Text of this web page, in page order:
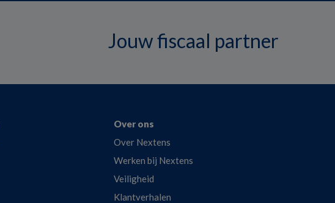
Jouw fiscaal partner
Over ons
Over Nextens
Werken bij Nextens
Veiligheid
Klantverhalen